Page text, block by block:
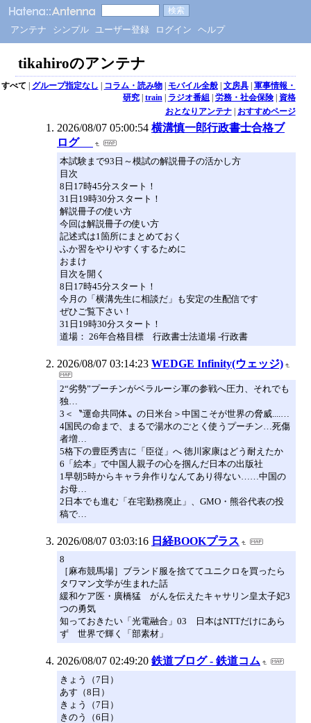
アンテナ シンプル ユーザー登録 ログイン ヘルプ
tikahiroのアンテナ
すべて | グループ指定なし | コラム・読み物| モバイル全般| 文房具| 軍事情報・
研究| train| ラジオ番組 | 労務・社会保険| 資格
おとなりアンテナ| おすすめページ
2026/08/07 05:00:54 横溝慎一郎行政書士合格ブ
ログ
本試験まで93日～模試の解説冊子の活かし方
目次
8日17時45分スタート！
31日19時30分スタート！
解説冊子の使い方
今回は解説冊子の使い方
記述式は1箇所にまとめておく
ふか習をやりやすくするために
おまけ
目次を開く
8日17時45分スタート！
今月の「横溝先生に相談だ」も安定の生配信です
ぜひご覧下さい！
31日19時30分スタート！
道場： 26年合格目標 行政書士法道場 -行政書
2026/08/07 03:14:23 WEDGE Infinity(ウェッジ)
2“劣勢”プーチンがベラルーシ軍の参戦へ圧力、それでも
独…
3＜〝運命共同体〟の日米台＞中国こそが世界の脅威....…
4国民の命まで、まるで湯水のごとく使うプーチン…死傷
者増…
5格下の豊臣秀吉に「臣従」へ 徳川家康はどう耐えたか
6「絵本」で中国人親子の心を掴んだ日本の出版社
1早朝5時からキャラ弁作りなんてあり得ない……中国の
お母…
2日本でも進む「在宅勤務廃止」、GMO・熊谷代表の投
稿で…
2026/08/07 03:03:16 日経BOOKプラス
8
［麻布競馬場］ブランド服を捨ててユニクロを買ったら
タワマン文学が生まれた話
緩和ケア医・廣橋猛 がんを伝えたキャサリン皇太子妃3
つの勇気
知っておきたい「光電融合」03 日本はNTTだけにあら
ず 世界で輝く「部素材」
2026/08/07 02:49:20 鉄道ブログ - 鉄道コム
きょう（7日）
あす（8日）
きょう（7日）
きのう（6日）